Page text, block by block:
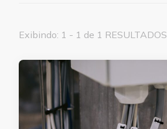
Exibindo: 1 - 1 de 1 RESULTADOS